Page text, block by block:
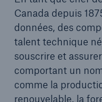
Canada depuis
données, des
talent technique
souscrire et
comportant un
comme la
renouvelable, la